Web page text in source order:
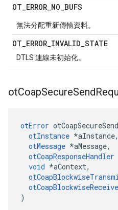
OT_ERROR_NO_BUFS
無法分配重新傳輸資料。
OT_ERROR_INVALID_STATE
DTLS 連線未初始化。
otCoapSecureSend
otError
otInstance *aInstance,
otMessage *aMessage,
otCoapResponseHandler
void *aContext,
)